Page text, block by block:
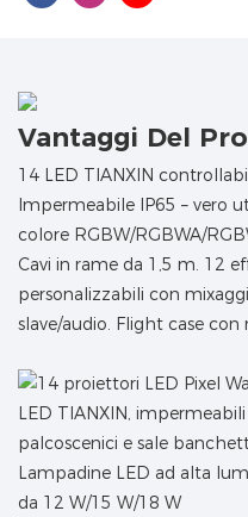
Vantaggi Del
14 LED TIANXIN
Impermeabile IP65 – vero
colore RGBW/RGBWA/
Cavi in ​​rame da 1,5 m. 12
personalizzabili con
slave/audio. Flight case
Lampadine LED ad alta
da 12 W/15 W/18 W